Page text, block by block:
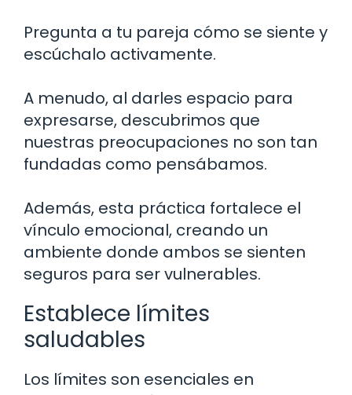
Pregunta a tu pareja cómo se siente y
escúchalo activamente.
A menudo, al darles espacio para
expresarse, descubrimos que
nuestras preocupaciones no son tan
fundadas como pensábamos.
Además, esta práctica fortalece el
vínculo emocional, creando un
ambiente donde ambos se sienten
seguros para ser vulnerables.
Establece límites
saludables
Los límites son esenciales en